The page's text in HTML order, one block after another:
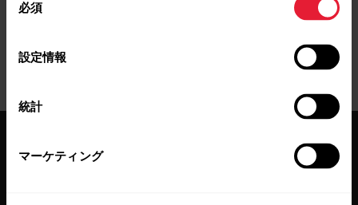
必須
設定情報
統計
マーケティング